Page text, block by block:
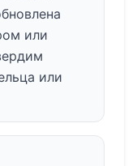
или
или